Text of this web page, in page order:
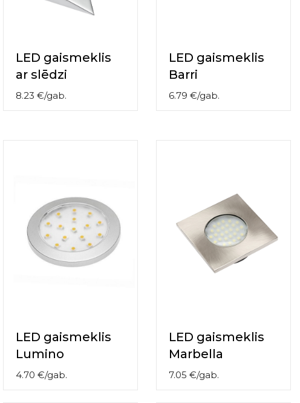
LED gaismeklis
ar slēdzi
8.23 €/gab.
LED gaismeklis
Barri
6.79 €/gab.
LED gaismeklis
Lumino
4.70 €/gab.
LED gaismeklis
Marbella
7.05 €/gab.